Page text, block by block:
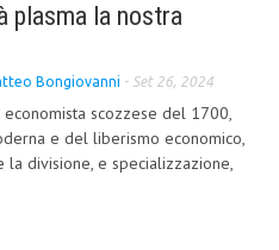
plasma la nostra
Bongiovanni - Set 26, 2024
scozzese del 1700,
e del liberismo economico,
divisione, e specializzazione,